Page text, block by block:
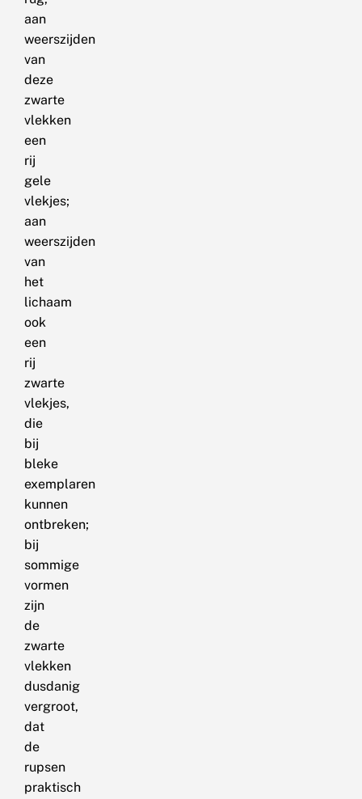
aan
weerszijden
van
deze
zwarte
vlekken
een
rij
gele
vlekjes;
aan
weerszijden
van
het
lichaam
ook
een
rij
zwarte
vlekjes,
die
bij
bleke
exemplaren
kunnen
ontbreken;
bij
sommige
vormen
zijn
de
zwarte
vlekken
dusdanig
vergroot,
dat
de
rupsen
praktisch